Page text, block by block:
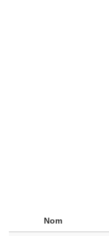
Nom